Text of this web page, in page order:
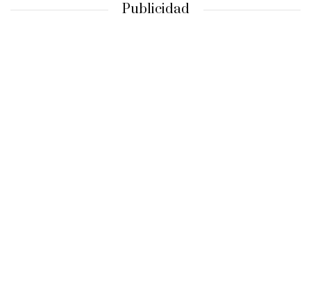
Publicidad